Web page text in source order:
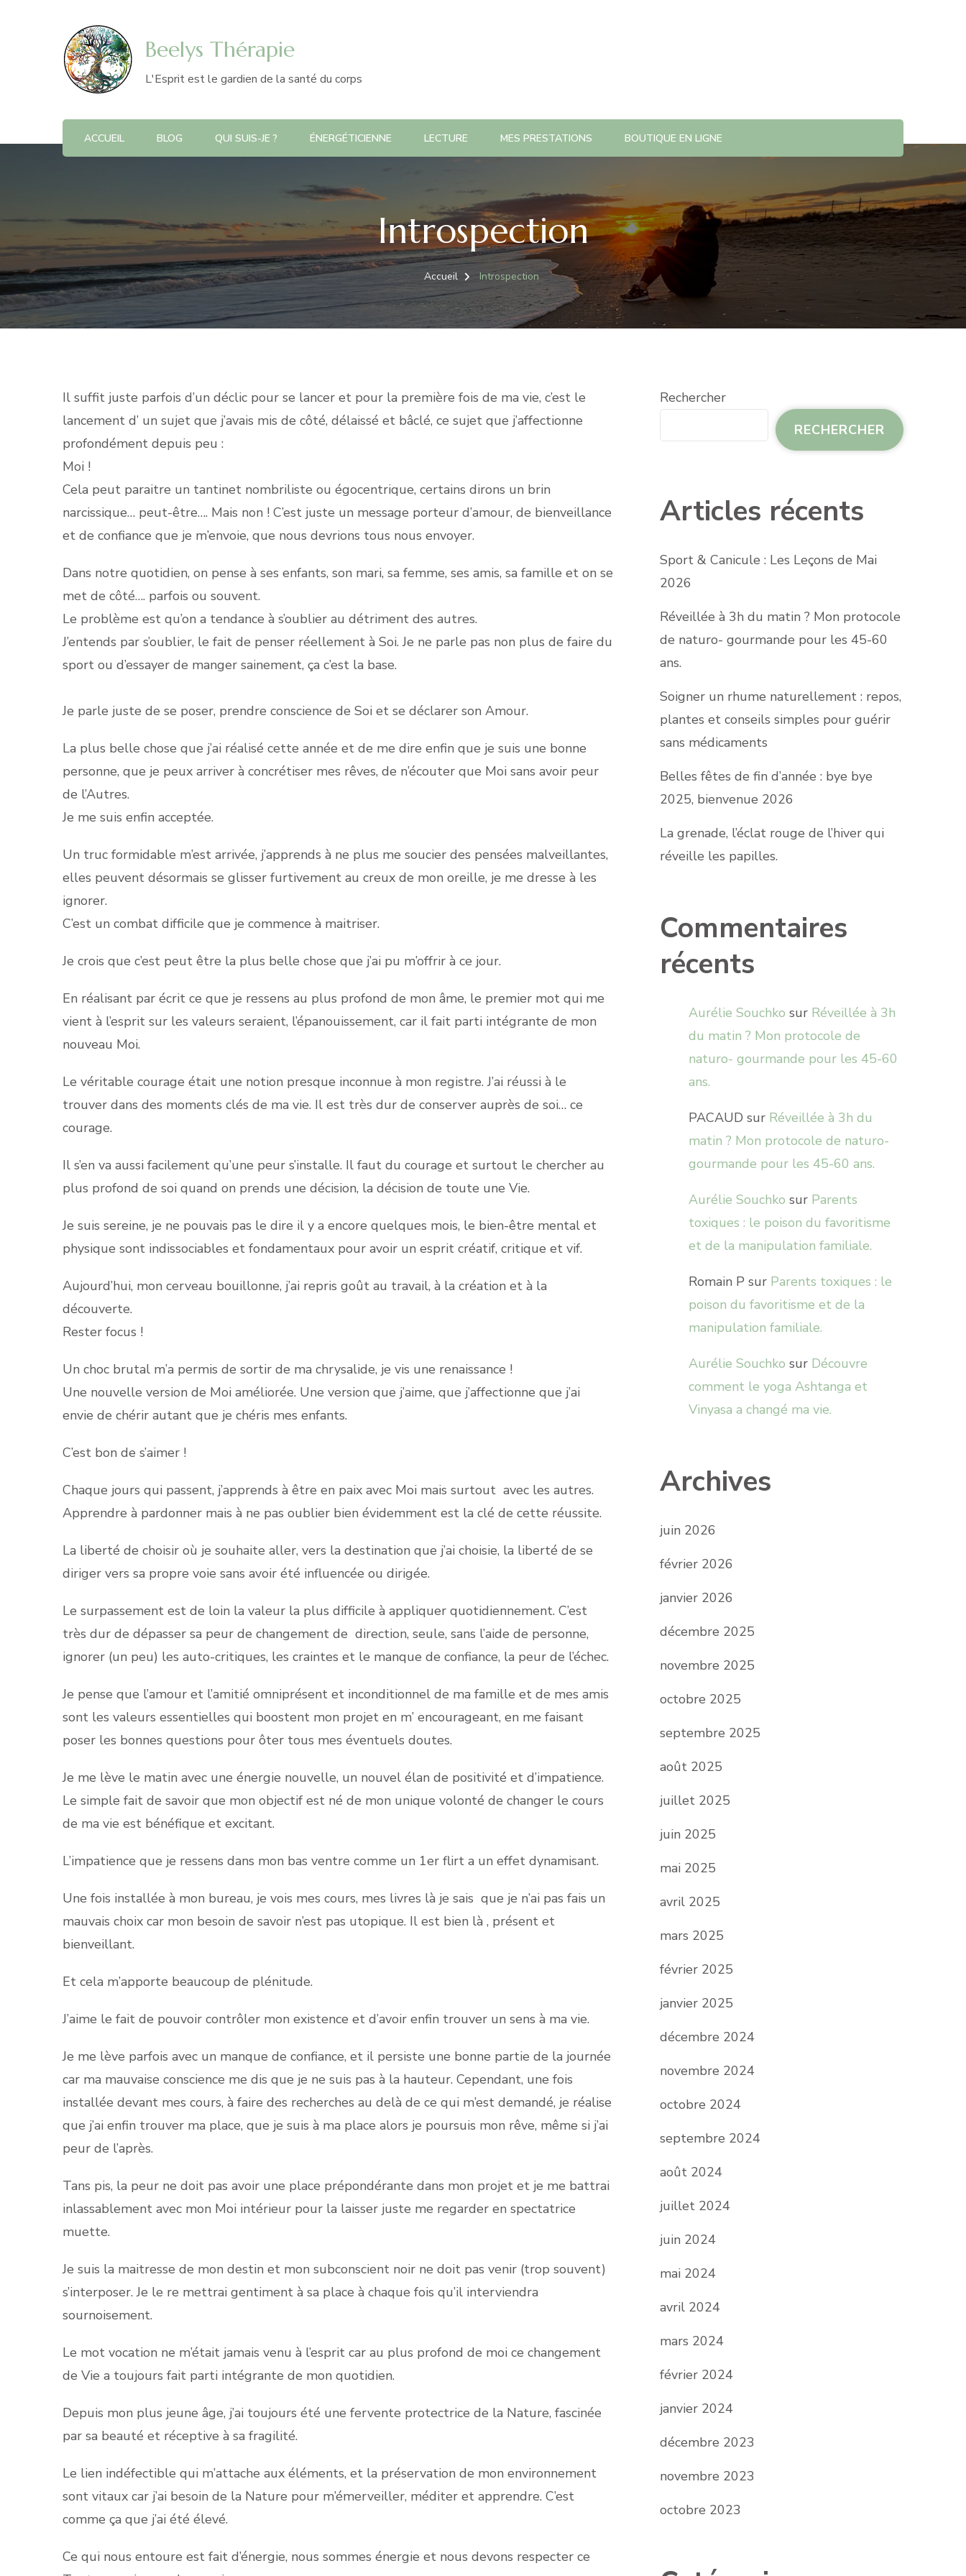
Beelys Thérapie
L'Esprit est le gardien de la santé du corps
ACCUEIL BLOG QUI SUIS-JE ? ÉNERGÉTICIENNE LECTURE MES PRESTATIONS BOUTIQUE EN LIGNE
Introspection
Accueil Introspection
Il suffit juste parfois d’un déclic pour se lancer et pour la première fois de ma vie, c’est le
lancement d’ un sujet que j’avais mis de côté, délaissé et bâclé, ce sujet que j’affectionne
profondément depuis peu :
Moi !
Cela peut paraitre un tantinet nombriliste ou égocentrique, certains dirons un brin
narcissique… peut-être…. Mais non ! C’est juste un message porteur d’amour, de bienveillance
et de confiance que je m’envoie, que nous devrions tous nous envoyer.
Dans notre quotidien, on pense à ses enfants, son mari, sa femme, ses amis, sa famille et on se
met de côté…. parfois ou souvent.
Le problème est qu’on a tendance à s’oublier au détriment des autres.
J’entends par s’oublier, le fait de penser réellement à Soi. Je ne parle pas non plus de faire du
sport ou d’essayer de manger sainement, ça c’est la base.
Je parle juste de se poser, prendre conscience de Soi et se déclarer son Amour.
La plus belle chose que j’ai réalisé cette année et de me dire enfin que je suis une bonne
personne, que je peux arriver à concrétiser mes rêves, de n’écouter que Moi sans avoir peur
de l’Autres.
Je me suis enfin acceptée.
Un truc formidable m’est arrivée, j’apprends à ne plus me soucier des pensées malveillantes,
elles peuvent désormais se glisser furtivement au creux de mon oreille, je me dresse à les
ignorer.
C’est un combat difficile que je commence à maitriser.
Je crois que c’est peut être la plus belle chose que j’ai pu m’offrir à ce jour.
En réalisant par écrit ce que je ressens au plus profond de mon âme, le premier mot qui me
vient à l’esprit sur les valeurs seraient, l’épanouissement, car il fait parti intégrante de mon
nouveau Moi.
Le véritable courage était une notion presque inconnue à mon registre. J’ai réussi à le
trouver dans des moments clés de ma vie. Il est très dur de conserver auprès de soi… ce
courage.
Il s’en va aussi facilement qu’une peur s’installe. Il faut du courage et surtout le chercher au
plus profond de soi quand on prends une décision, la décision de toute une Vie.
Je suis sereine, je ne pouvais pas le dire il y a encore quelques mois, le bien-être mental et
physique sont indissociables et fondamentaux pour avoir un esprit créatif, critique et vif.
Aujourd’hui, mon cerveau bouillonne, j’ai repris goût au travail, à la création et à la
découverte.
Rester focus !
Un choc brutal m’a permis de sortir de ma chrysalide, je vis une renaissance !
Une nouvelle version de Moi améliorée. Une version que j’aime, que j’affectionne que j’ai
envie de chérir autant que je chéris mes enfants.
C’est bon de s’aimer !
Chaque jours qui passent, j’apprends à être en paix avec Moi mais surtout avec les autres.
Apprendre à pardonner mais à ne pas oublier bien évidemment est la clé de cette réussite.
La liberté de choisir où je souhaite aller, vers la destination que j’ai choisie, la liberté de se
diriger vers sa propre voie sans avoir été influencée ou dirigée.
Le surpassement est de loin la valeur la plus difficile à appliquer quotidiennement. C’est
très dur de dépasser sa peur de changement de direction, seule, sans l’aide de personne,
ignorer (un peu) les auto-critiques, les craintes et le manque de confiance, la peur de l’échec.
Je pense que l’amour et l’amitié omniprésent et inconditionnel de ma famille et de mes amis
sont les valeurs essentielles qui boostent mon projet en m’ encourageant, en me faisant
poser les bonnes questions pour ôter tous mes éventuels doutes.
Je me lève le matin avec une énergie nouvelle, un nouvel élan de positivité et d’impatience.
Le simple fait de savoir que mon objectif est né de mon unique volonté de changer le cours
de ma vie est bénéfique et excitant.
L’impatience que je ressens dans mon bas ventre comme un 1er flirt a un effet dynamisant.
Une fois installée à mon bureau, je vois mes cours, mes livres là je sais que je n’ai pas fais un
mauvais choix car mon besoin de savoir n’est pas utopique. Il est bien là , présent et
bienveillant.
Et cela m’apporte beaucoup de plénitude.
J’aime le fait de pouvoir contrôler mon existence et d’avoir enfin trouver un sens à ma vie.
Je me lève parfois avec un manque de confiance, et il persiste une bonne partie de la journée
car ma mauvaise conscience me dis que je ne suis pas à la hauteur. Cependant, une fois
installée devant mes cours, à faire des recherches au delà de ce qui m’est demandé, je réalise
que j’ai enfin trouver ma place, que je suis à ma place alors je poursuis mon rêve, même si j’ai
peur de l’après.
Tans pis, la peur ne doit pas avoir une place prépondérante dans mon projet et je me battrai
inlassablement avec mon Moi intérieur pour la laisser juste me regarder en spectatrice
muette.
Je suis la maitresse de mon destin et mon subconscient noir ne doit pas venir (trop souvent)
s’interposer. Je le re mettrai gentiment à sa place à chaque fois qu’il interviendra
sournoisement.
Le mot vocation ne m’était jamais venu à l’esprit car au plus profond de moi ce changement
de Vie a toujours fait parti intégrante de mon quotidien.
Depuis mon plus jeune âge, j’ai toujours été une fervente protectrice de la Nature, fascinée
par sa beauté et réceptive à sa fragilité.
Le lien indéfectible qui m’attache aux éléments, et la préservation de mon environnement
sont vitaux car j’ai besoin de la Nature pour m’émerveiller, méditer et apprendre. C’est
comme ça que j’ai été élevé.
Ce qui nous entoure est fait d’énergie, nous sommes énergie et nous devons respecter ce
Rechercher
RECHERCHER
Articles récents
Sport & Canicule : Les Leçons de Mai
2026
Réveillée à 3h du matin ? Mon protocole
de naturo- gourmande pour les 45-60
ans.
Soigner un rhume naturellement : repos,
plantes et conseils simples pour guérir
sans médicaments
Belles fêtes de fin d’année : bye bye
2025, bienvenue 2026
La grenade, l’éclat rouge de l’hiver qui
réveille les papilles.
Commentaires
récents
Aurélie Souchko sur Réveillée à 3h
du matin ? Mon protocole de
naturo- gourmande pour les 45-60
ans.
PACAUD sur Réveillée à 3h du
matin ? Mon protocole de naturo-
gourmande pour les 45-60 ans.
Aurélie Souchko sur Parents
toxiques : le poison du favoritisme
et de la manipulation familiale.
Romain P sur Parents toxiques : le
poison du favoritisme et de la
manipulation familiale.
Aurélie Souchko sur Découvre
comment le yoga Ashtanga et
Vinyasa a changé ma vie.
Archives
juin 2026
février 2026
janvier 2026
décembre 2025
novembre 2025
octobre 2025
septembre 2025
août 2025
juillet 2025
juin 2025
mai 2025
avril 2025
mars 2025
février 2025
janvier 2025
décembre 2024
novembre 2024
octobre 2024
septembre 2024
août 2024
juillet 2024
juin 2024
mai 2024
avril 2024
mars 2024
février 2024
janvier 2024
décembre 2023
novembre 2023
octobre 2023